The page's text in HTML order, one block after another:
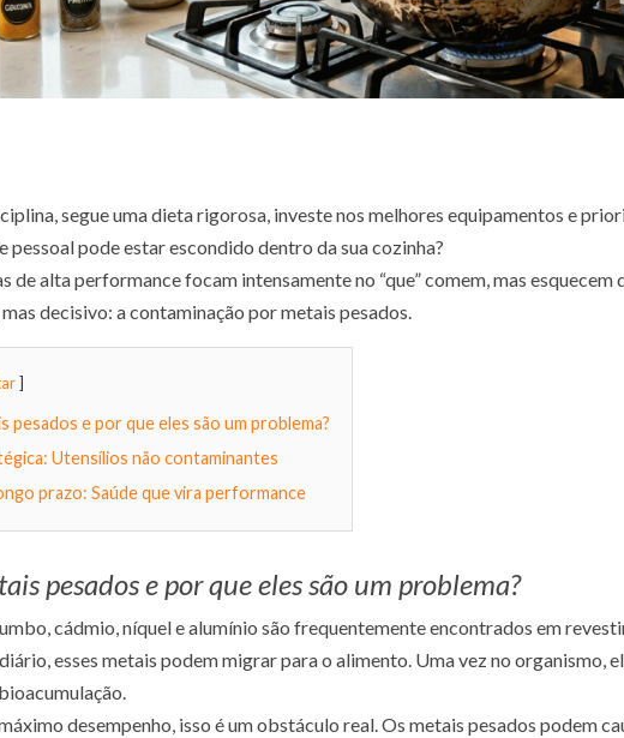
segue uma dieta rigorosa, investe nos melhores equipamentos e
pessoal pode estar escondido dentro da sua cozinha?
de alta performance focam intensamente no “que” comem, mas esquecem
decisivo: a contaminação por metais pesados.
pesados e por que eles são um problema?
Utensílios não contaminantes
prazo: Saúde que vira performance
pesados e por que eles são um problema?
cádmio, níquel e alumínio são frequentemente encontrados em
esses metais podem migrar para o alimento. Uma vez no organismo,
desempenho, isso é um obstáculo real. Os metais pesados podem